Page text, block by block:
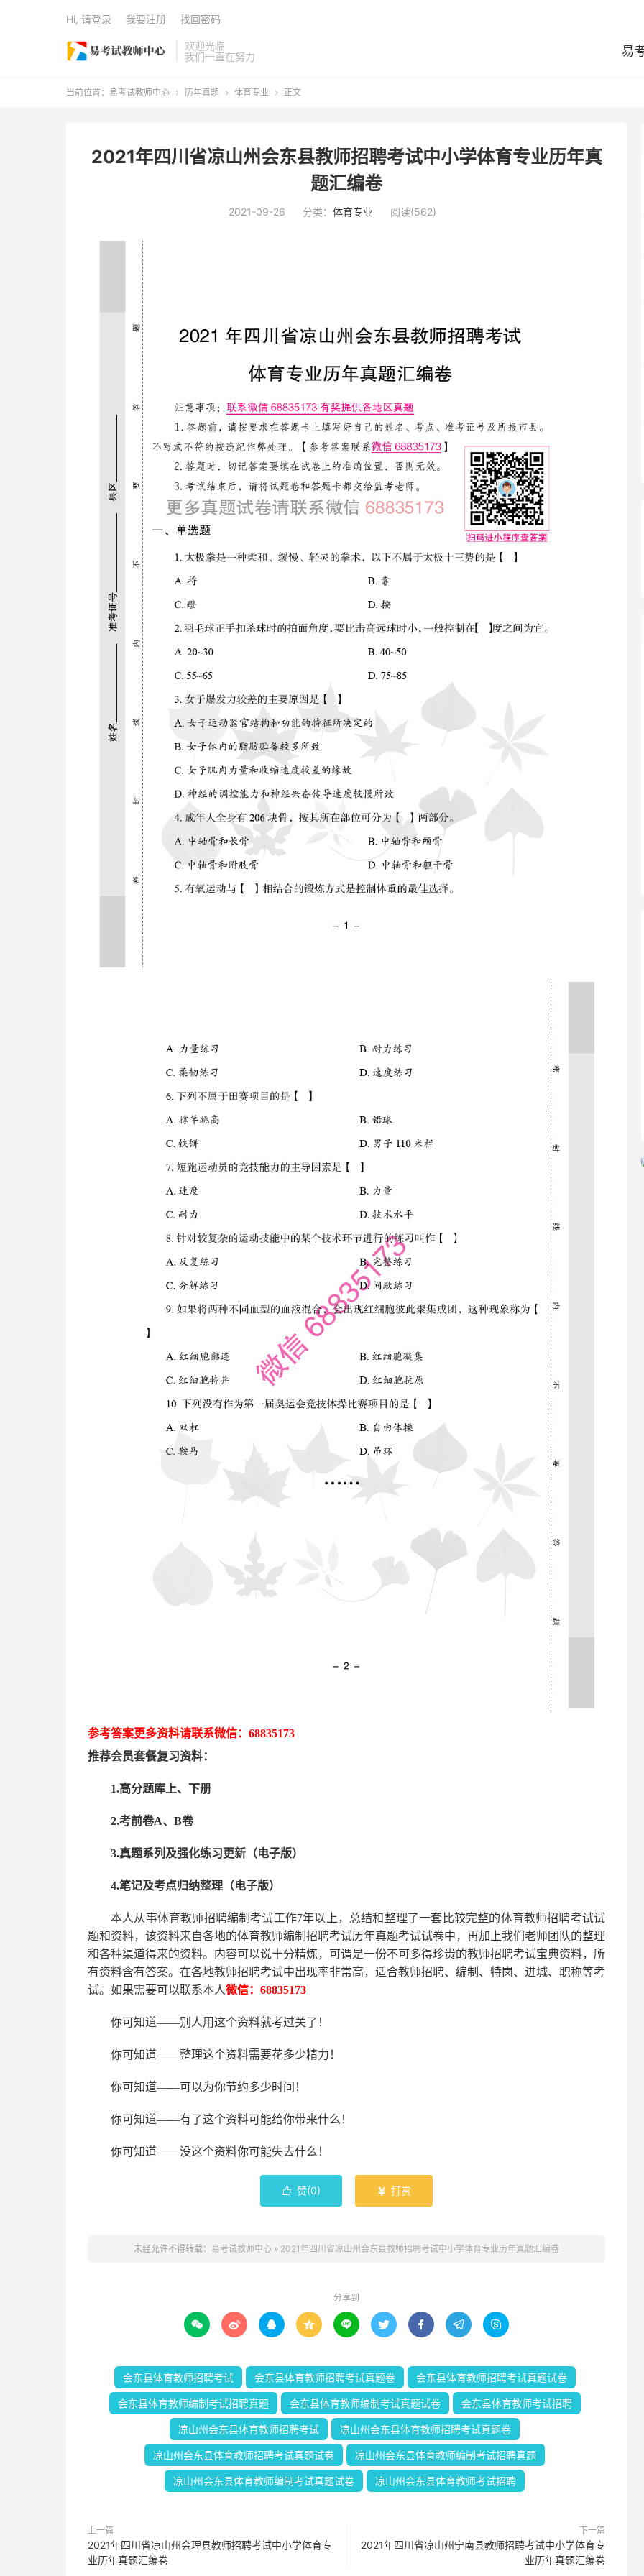
欢迎光临
我们一直在努力
易
Hi, 请登录 我要注册 找回密码
当前位置： 易考试教师中心  历年真题  体育专业  正文
2021年四川省凉山州会东县教师招聘考试中小学体育专业历年真
题汇编卷
2021-09-26 分类： 体育专业 阅读(562)
参考答案更多资料请联系微信： 68835173
推荐会员套餐复习资料：
1.高分题库上、下册
2.考前卷A、B卷
3.真题系列及强化练习更新（电子版）
4.笔记及考点归纳整理（电子版）
本人从事体育教师招聘编制考试工作7年以上，总结和整理了一套比较完整的体育教师招聘考试试
题和资料，该资料来自各地的体育教师编制招聘考试历年真题考试试卷中， 再加上我们 老师 团队的整理
和各种渠道得来的资料。内容可以说十分精炼，可谓是一份不可多得珍贵的教师招聘考试宝典资料，所
有资料含有答案。 在各地教师招聘考试中出现率非常高，适合教师招聘、编制、特岗、进城、职称等考
试。如果需要可以联系本人微信： 68835173
你可知道——别人用这个资料就考过关了！
你可知道——整理这个资料需要花多少精力 ！
你可知道——可以为你节约多少时间！
你可知道——有了这个资料可能给你带来什么！
你可知道——没这个资料你可能失去什么 ！
 赞(0)  打赏
未经允许不得转载： 易考试教师中心 » 2021年四川省凉山州会东县教师招聘考试中小学体育专业历年真题汇编卷
分享到
        
会东县体育教师招聘考试 会东县体育教师招聘考试真题卷 会东县体育教师招聘考试真题试卷
会东县体育教师编制考试招聘真题 会东县体育教师编制考试真题试卷 会东县体育教师考试招聘
凉山州会东县体育教师招聘考试 凉山州会东县体育教师招聘考试真题卷
凉山州会东县体育教师招聘考试真题试卷 凉山州会东县体育教师编制考试招聘真题
凉山州会东县体育教师编制考试真题试卷 凉山州会东县体育教师考试招聘
上一篇
2021年四川省凉山州会理县教师招聘考试中小学体育专
业历年真题汇编卷
下一篇
2021年四川省凉山州宁南县教师招聘考试中小学体育专
业历年真题汇编卷